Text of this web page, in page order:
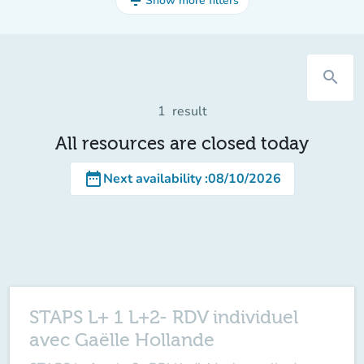
search
1 result
All resources are closed today
date_rangeNext availability:08/10/2026
STAPS L+ 1 L+2- RDV individuel
avec Gaëlle Hollande